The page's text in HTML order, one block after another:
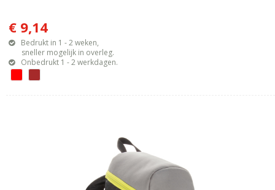
€ 9,14
Bedrukt in 1 - 2 weken,
sneller mogelijk in overleg.
Onbedrukt 1 - 2 werkdagen.